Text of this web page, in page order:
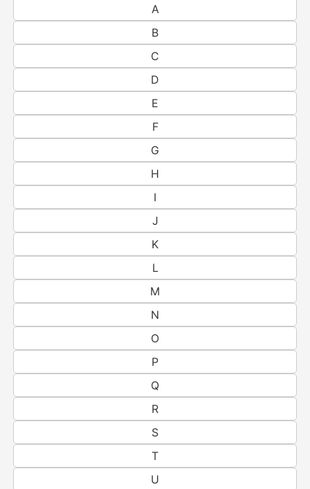
A
B
C
D
E
F
G
H
I
J
K
L
M
N
O
P
Q
R
S
T
U